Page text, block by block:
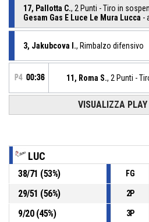
17, Pallotta C., 2 Punti - Tiro in
Gesam Gas E Luce Le Mura Lucca -
3, Jakubcova I., Rimbalzo difensivo
P4 00:36 11, Roma S., 2 Punti -
, Assist
realizzato
Gesam Gas E Luce Le Mura Lucca
3, Jakubcova I.
P4 00:58 , 2 Punti -
VISUALIZZA PLAY
LUC
38/71 (53%) FG
29/51 (56%) 2P
9/20(45%) 3P